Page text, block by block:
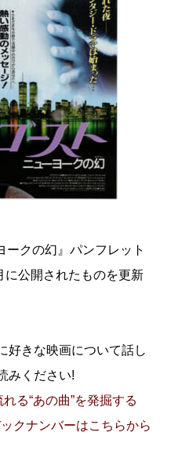
ークの幻』パンフレット
に公開されたものを更新
好きな映画について話し
みください!
る“あの曲”を発掘する
クナンバーはこちらから